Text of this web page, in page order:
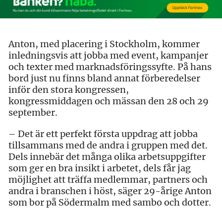
Anton, med placering i Stockholm, kommer
inledningsvis att jobba med event, kampanjer
och texter med marknadsföringssyfte. På hans
bord just nu finns bland annat förberedelser
inför den stora kongressen,
kongressmiddagen och mässan den 28 och 29
september.
– Det är ett perfekt första uppdrag att jobba
tillsammans med de andra i gruppen med det.
Dels innebär det många olika arbetsuppgifter
som ger en bra insikt i arbetet, dels får jag
möjlighet att träffa medlemmar, partners och
andra i branschen i höst, säger 29-årige Anton
som bor på Södermalm med sambo och dotter.